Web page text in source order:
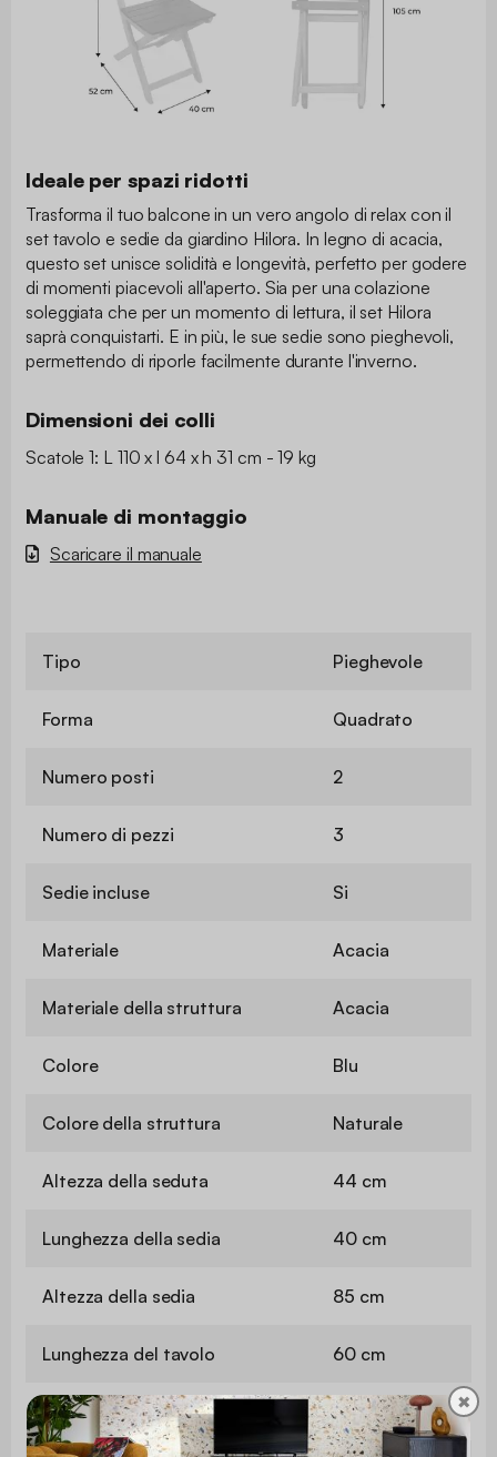
Ideale per spazi ridotti
Trasforma il tuo balcone in un vero angolo di relax con il
set tavolo e sedie da giardino Hilora. In legno di acacia,
questo set unisce solidità e longevità, perfetto per godere
di momenti piacevoli all'aperto. Sia per una colazione
soleggiata che per un momento di lettura, il set Hilora
saprà conquistarti. E in più, le sue sedie sono pieghevoli,
permettendo di riporle facilmente durante l'inverno.
Dimensioni dei colli
Scatole 1: L 110 x l 64 x h 31 cm - 19 kg
Manuale di montaggio
Scaricare il manuale
Tipo Pieghevole
Forma Quadrato
Numero posti 2
Numero di pezzi 3
Sedie incluse Si
Materiale Acacia
Materiale della struttura Acacia
Colore Blu
Colore della struttura Naturale
Altezza della seduta 44 cm
Lunghezza della sedia 40 cm
Altezza della sedia 85 cm
Lunghezza del tavolo 60 cm
Altezza del tavolo 72 cm ✖